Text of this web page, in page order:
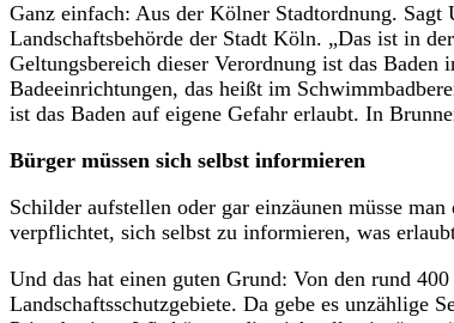
Ganz einfach: Aus der Kölner Stadtordnung.
Landschaftsbehörde der Stadt Köln. „Das ist in
Geltungsbereich dieser Verordnung ist das
Badeeinrichtungen, das heißt im
ist das Baden auf eigene Gefahr erlaubt. In
Bürger müssen sich selbst informieren
Schilder aufstellen oder gar einzäunen müsse
verpflichtet, sich selbst zu informieren, was
Und das hat einen guten Grund: Von den rund
Landschaftsschutzgebiete. Da gebe es unzählige